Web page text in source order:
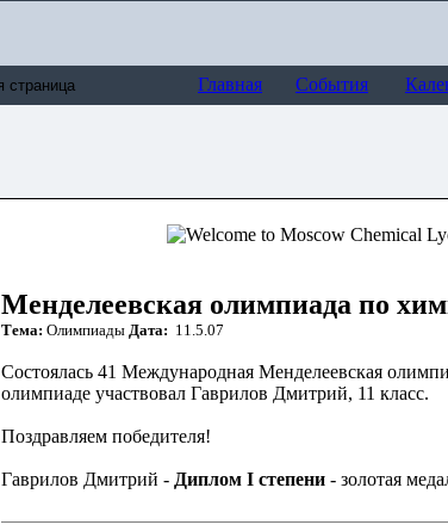
Главная События
Менделеевская олимпиада по
Тема: Олимпиады Дата: 11.5.07
Состоялась 41 Международная Менделеевская
олимпиаде участвовал Гаврилов Дмитрий, 11 класс.
Поздравляем победителя!
Гаврилов Дмитрий - Диплом I степени - золотая